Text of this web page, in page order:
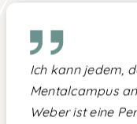
Ich kann jedem,
Mentalcampus
Weber ist eine